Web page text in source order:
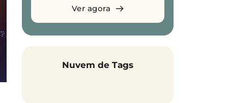
Ver agora
Nuvem de Tags